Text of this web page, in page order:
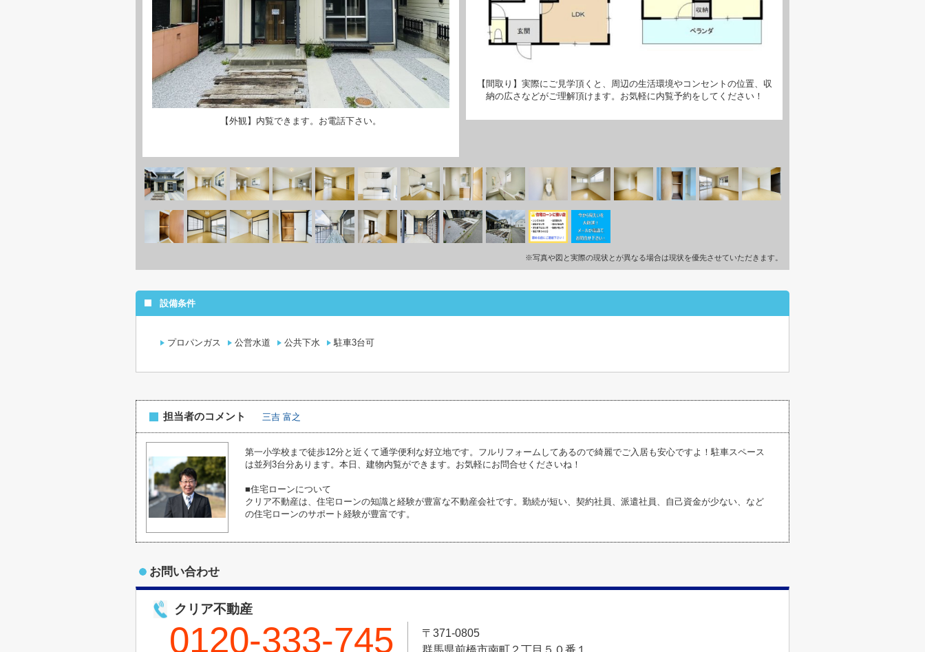
【外観】内覧できます。お電話下さい。
【間取り】実際にご見学頂くと、周辺の生活環境やコンセントの位置、収
納の広さなどがご理解頂けます。お気軽に内覧予約をしてください！
※写真や図と実際の現状とが異なる場合は現状を優先させていただきます。
設備条件
プロパンガス 公営水道 公共下水 駐車3台可
担当者のコメント 三吉 富之
第一小学校まで徒歩12分と近くて通学便利な好立地です。フルリフォームしてあるので綺麗でご入居も安心ですよ！駐車スペース
は並列3台分あります。本日、建物内覧ができます。お気軽にお問合せくださいね！
■住宅ローンについて
クリア不動産は、住宅ローンの知識と経験が豊富な不動産会社です。勤続が短い、契約社員、派遣社員、自己資金が少ない、など
の住宅ローンのサポート経験が豊富です。
お問い合わせ
クリア不動産
0120-333-745
〒371-0805
群馬県前橋市南町２丁目５０番１